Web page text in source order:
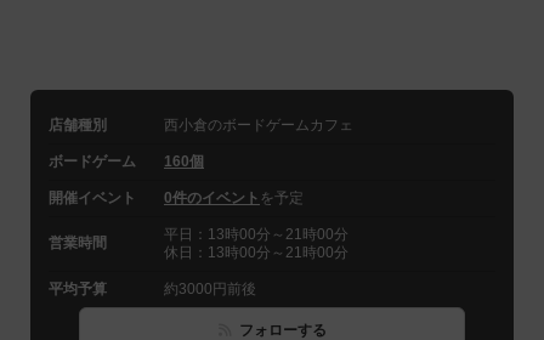
店舗種別 西小倉のボードゲームカフェ
ボードゲーム 160個
開催イベント 0件のイベント を予定
営業時間
平日：13時00分～21時00分
休日：13時00分～21時00分
平均予算 約3000円前後
フォローする